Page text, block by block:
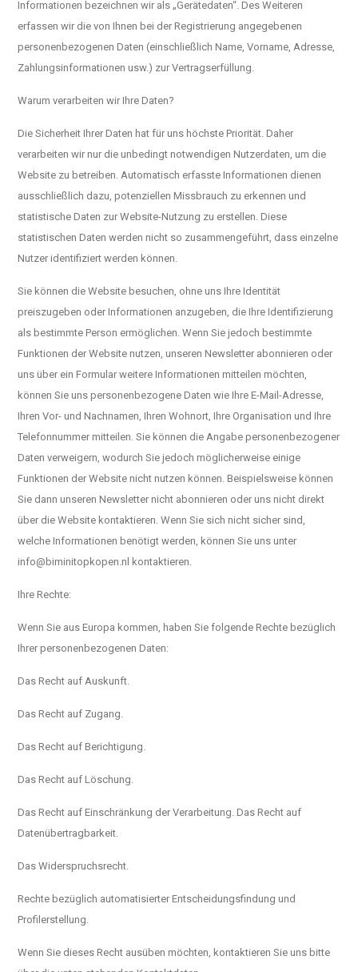
Informationen bezeichnen wir als „Gerätedaten“. Des Weiteren
erfassen wir die von Ihnen bei der Registrierung angegebenen
personenbezogenen Daten (einschließlich Name, Vorname, Adresse,
Zahlungsinformationen usw.) zur Vertragserfüllung.
Warum verarbeiten wir Ihre Daten?
Die Sicherheit Ihrer Daten hat für uns höchste Priorität. Daher
verarbeiten wir nur die unbedingt notwendigen Nutzerdaten, um die
Website zu betreiben. Automatisch erfasste Informationen dienen
ausschließlich dazu, potenziellen Missbrauch zu erkennen und
statistische Daten zur Website-Nutzung zu erstellen. Diese
statistischen Daten werden nicht so zusammengeführt, dass einzelne
Nutzer identifiziert werden können.
Sie können die Website besuchen, ohne uns Ihre Identität
preiszugeben oder Informationen anzugeben, die Ihre Identifizierung
als bestimmte Person ermöglichen. Wenn Sie jedoch bestimmte
Funktionen der Website nutzen, unseren Newsletter abonnieren oder
uns über ein Formular weitere Informationen mitteilen möchten,
können Sie uns personenbezogene Daten wie Ihre E-Mail-Adresse,
Ihren Vor- und Nachnamen, Ihren Wohnort, Ihre Organisation und Ihre
Telefonnummer mitteilen. Sie können die Angabe personenbezogener
Daten verweigern, wodurch Sie jedoch möglicherweise einige
Funktionen der Website nicht nutzen können. Beispielsweise können
Sie dann unseren Newsletter nicht abonnieren oder uns nicht direkt
über die Website kontaktieren. Wenn Sie sich nicht sicher sind,
welche Informationen benötigt werden, können Sie uns unter
info@biminitopkopen.nl kontaktieren.
Ihre Rechte:
Wenn Sie aus Europa kommen, haben Sie folgende Rechte bezüglich
Ihrer personenbezogenen Daten:
Das Recht auf Auskunft.
Das Recht auf Zugang.
Das Recht auf Berichtigung.
Das Recht auf Löschung.
Das Recht auf Einschränkung der Verarbeitung. Das Recht auf
Datenübertragbarkeit.
Das Widerspruchsrecht.
Rechte bezüglich automatisierter Entscheidungsfindung und
Profilerstellung.
Wenn Sie dieses Recht ausüben möchten, kontaktieren Sie uns bitte